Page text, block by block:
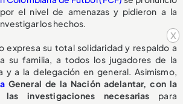
x
el nivel de amenazas y pidieron a la
los hechos.
expresa su total solidaridad y respaldo a
a su familia, a todos los jugadores de la
y a la delegación en general. Asimismo,
General de la Nación adelantar, con la
investigaciones necesarias para